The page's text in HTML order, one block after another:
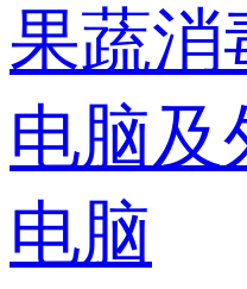
果蔬消
电脑及
电脑